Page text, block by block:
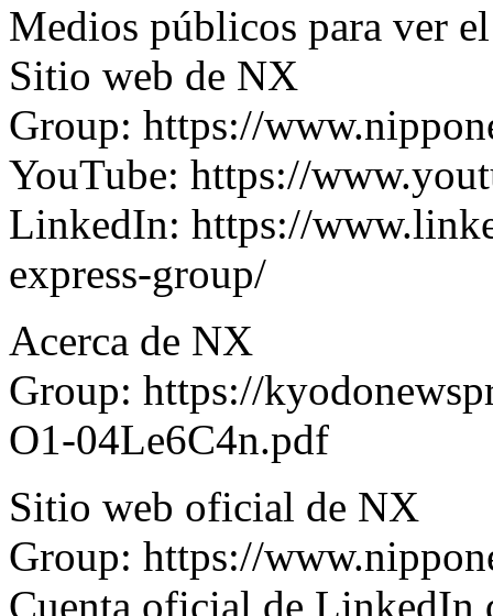
Medios públicos para ver
Sitio web de NX
Group: https://
YouTube: https://
LinkedIn: https://
express-group/
Acerca de NX
Group: https://
O1-04Le6C4n.pdf
Sitio web oficial de NX
Group: https://
Cuenta oficial de LinkedIn